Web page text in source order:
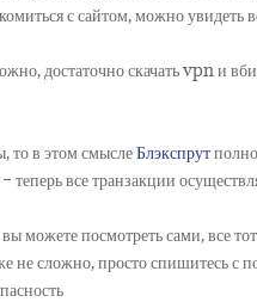
с сайтом, можно увидеть
достаточно скачать vpn и
то в этом смыслеБлэкспрут
– теперь все транзакции
можете посмотреть сами, все
не сложно, просто спишитесь с